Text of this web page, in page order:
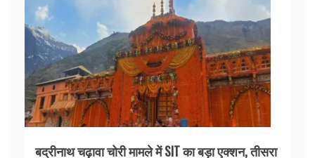
बद्रीनाथ चढ़ावा चोरी मामले में SIT का बड़ा एक्शन, तीसरा